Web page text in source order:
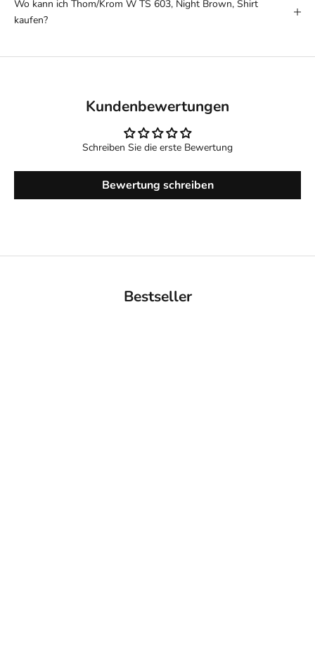
Wo kann ich Thom/Krom W TS 603, Night Brown, Shirt
kaufen?
Kundenbewertungen
Schreiben Sie die erste Bewertung
Bewertung schreiben
Bestseller